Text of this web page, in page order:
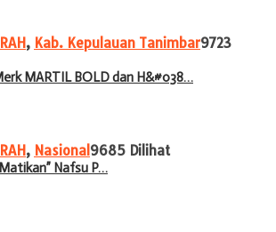
, Kab. Kepulauan Tanimbar9723
MARTIL BOLD dan H&#038…
, Nasional 9685 Dilihat
Nafsu P…